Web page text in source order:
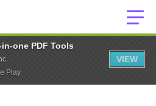
in-one PDF Tools
Play
VIEW